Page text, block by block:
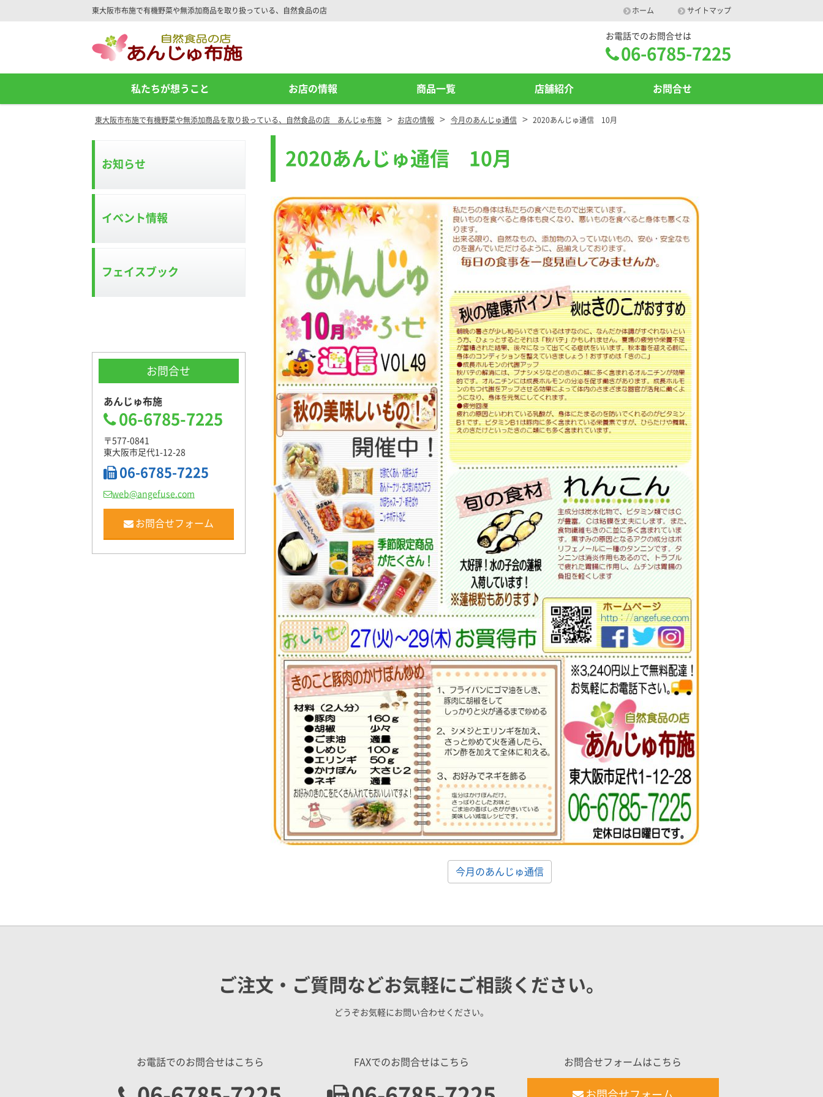
東大阪市布施で有機野菜や無添加商品を取り扱っている、自然食品の店 ホーム サイトマップ
お電話でのお問合せは
06-6785-7225
私たちが想うこと お店の情報 商品一覧 店舗紹介 お問合せ
東大阪市布施で有機野菜や無添加商品を取り扱っている、自然食品の店 あんじゅ布施 > お店の情報 > 今月のあんじゅ通信 > 2020あんじゅ通信 10月
2020あんじゅ通信 10月
今月のあんじゅ通信
お知らせ
イベント情報
フェイスブック
お問合せ
あんじゅ布施
06-6785-7225
〒577-0841
東大阪市足代1-12-28
06-6785-7225
web@angefuse.com
お問合せフォーム
ご注文・ご質問などお気軽にご相談ください。
どうぞお気軽にお問い合わせください。
お電話でのお問合せはこちら FAXでのお問合せはこちら お問合せフォームはこちら
お問合せフォーム